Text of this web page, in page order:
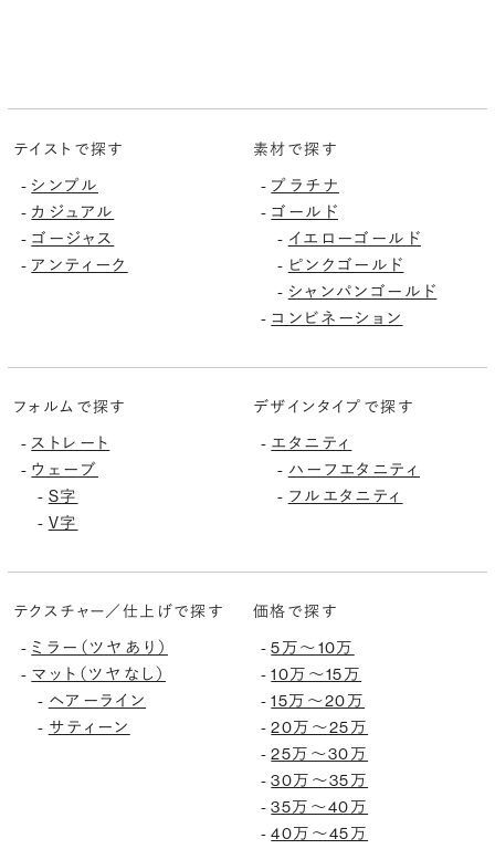
テイストで探す
- シンプル
- カジュアル
- ゴージャス
- アンティーク
素材で探す
- プラチナ
- ゴールド
- イエローゴールド
- ピンクゴールド
- シャンパンゴールド
- コンビネーション
フォルムで探す
- ストレート
- ウェーブ
- S字
- V字
デザインタイプで探す
- エタニティ
- ハーフエタニティ
- フルエタニティ
テクスチャー／仕上げで探す
- ミラー（ツヤあり）
- マット（ツヤなし）
- ヘアーライン
- サティーン
価格で探す
-5万〜10万
-10万〜15万
-15万〜20万
-20万〜25万
-25万〜30万
-30万〜35万
-35万〜40万
-40万〜45万